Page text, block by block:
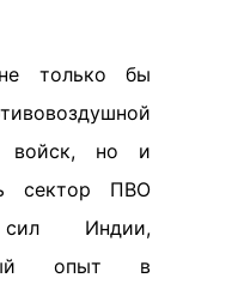
только бы
войск, но и
сектор ПВО
сил Индии,
опыт в